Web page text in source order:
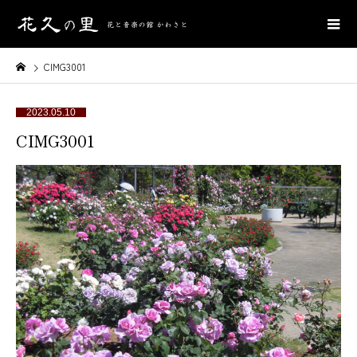
CIMG3001
2023.05.10
CIMG3001